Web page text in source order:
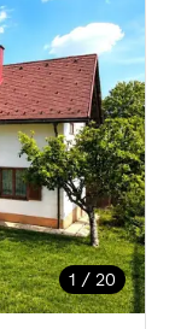
1 / 20